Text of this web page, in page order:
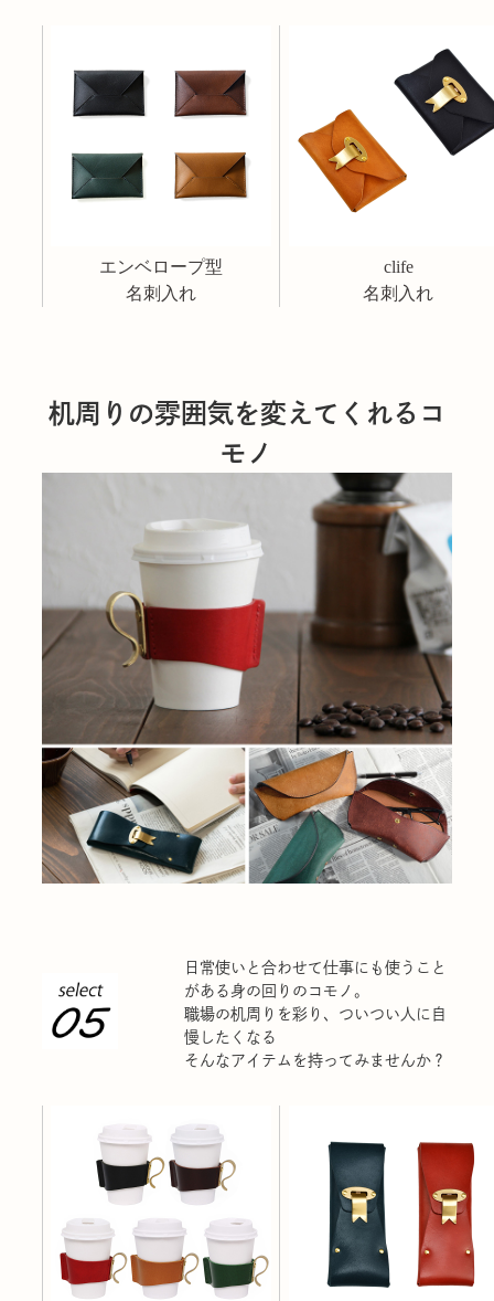
エンベロープ型
名刺入れ
clife
名刺入れ
机周りの雰囲気を変えてくれるコ
モノ
日常使いと合わせて仕事にも使うこと
がある身の回りのコモノ。
職場の机周りを彩り、ついつい人に自
慢したくなる
そんなアイテムを持ってみませんか？